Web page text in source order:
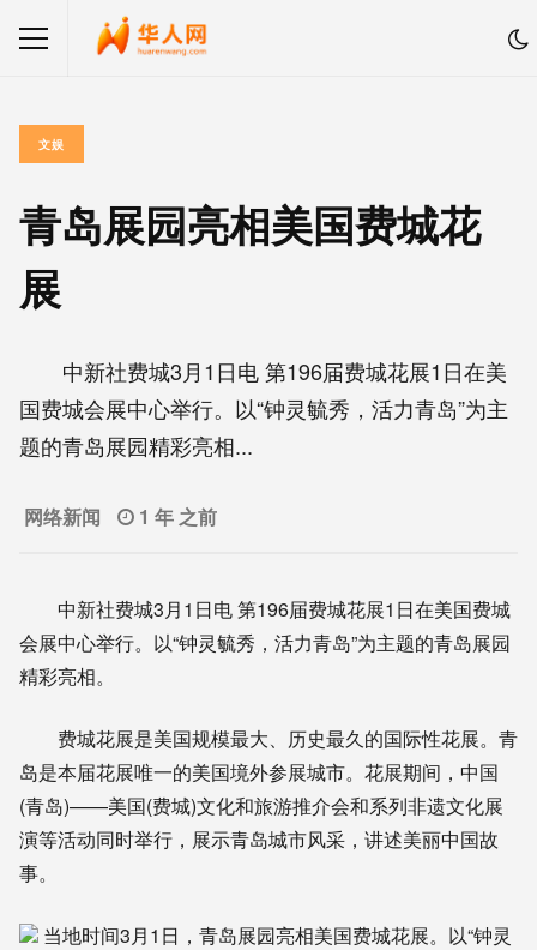
文娱
青岛展园亮相美国费城花
展
中新社费城3月1日电 第196届费城花展1日在美
国费城会展中心举行。以“钟灵毓秀，活力青岛”为主
题的青岛展园精彩亮相...
网络新闻 1 年 之前
中新社费城3月1日电 第196届费城花展1日在美国费城
会展中心举行。以“钟灵毓秀，活力青岛”为主题的青岛展园
精彩亮相。
费城花展是美国规模最大、历史最久的国际性花展。青
岛是本届花展唯一的美国境外参展城市。花展期间，中国
(青岛)——美国(费城)文化和旅游推介会和系列非遗文化展
演等活动同时举行，展示青岛城市风采，讲述美丽中国故
事。
当地时间3月1日，青岛展园亮相美国费城花展。以“钟灵